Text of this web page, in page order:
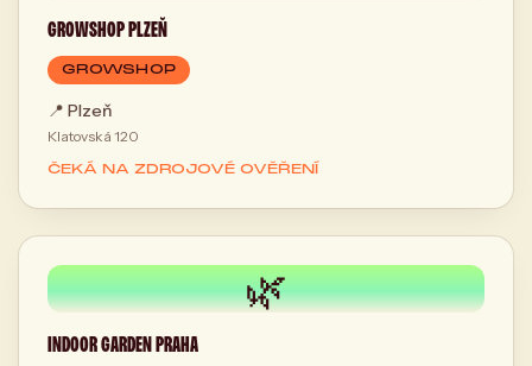
GROWSHOP PLZEŇ
GROWSHOP
📍 Plzeň
Klatovská 120
ČEKÁ NA ZDROJOVÉ OVĚŘENÍ
🌿
INDOOR GARDEN PRAHA